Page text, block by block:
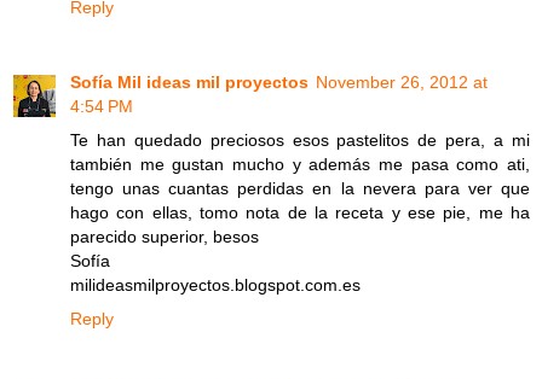
Reply
Sofía Mil ideas mil proyectos November 26, 2012 at
4:54 PM
Te han quedado preciosos esos pastelitos de pera, a mi
también me gustan mucho y además me pasa como ati,
tengo unas cuantas perdidas en la nevera para ver que
hago con ellas, tomo nota de la receta y ese pie, me ha
parecido superior, besos
Sofía
milideasmilproyectos.blogspot.com.es
Reply